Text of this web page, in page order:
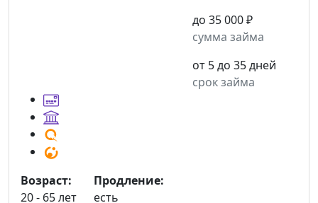
до 35 000 ₽
сумма займа
от 5 до 35 дней
срок займа
Возраст:
20 - 65 лет
Продление:
есть